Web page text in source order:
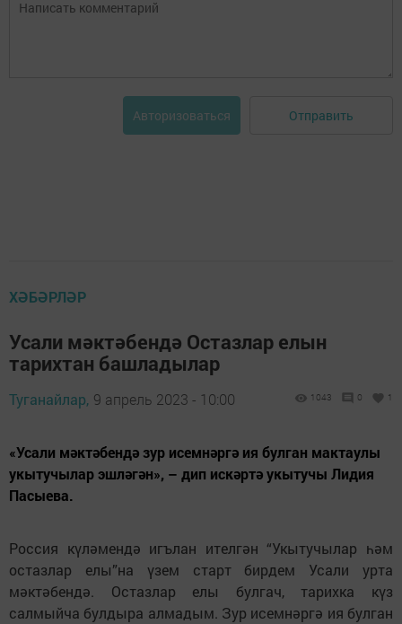
Авторизоваться Отправить
ХӘБӘРЛӘР
Усали мәктәбендә Остазлар елын
тарихтан башладылар
Туганайлар, 9 апрель 2023 - 10:00 1043 0 1
«Усали мәктәбендә зур исемнәргә ия булган мактаулы
укытучылар эшләгән», – дип искәртә укытучы Лидия
Пасыева.
Россия күләмендә игълан ителгән “Укытучылар һәм
остазлар елы”на үзем старт бирдем Усали урта
мәктәбендә. Остазлар елы булгач, тарихка күз
салмыйча булдыра алмадым. Зур исемнәргә ия булган